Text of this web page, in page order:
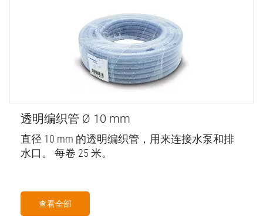
透明编织管 Ø 10 mm
直径 10 mm 的透明编织管，用来连接水泵和排
水口。 每卷 25 米。
查看全部